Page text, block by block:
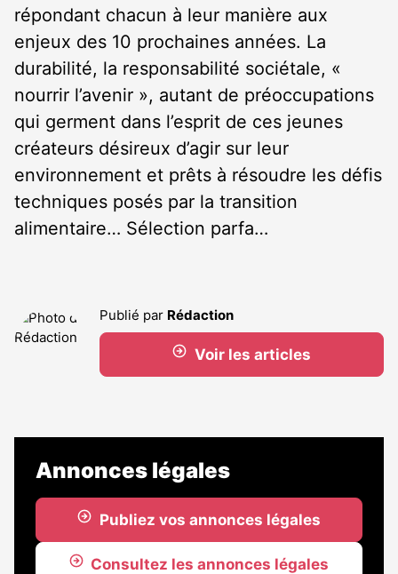
répondant chacun à leur manière aux
enjeux des 10 prochaines années. La
durabilité, la responsabilité sociétale, «
nourrir l’avenir », autant de préoccupations
qui germent dans l’esprit de ces jeunes
créateurs désireux d’agir sur leur
environnement et prêts à résoudre les défis
techniques posés par la transition
alimentaire… Sélection parfa…
Publié par Rédaction
Voir les articles
Annonces légales
Publiez vos annonces légales
Consultez les annonces légales